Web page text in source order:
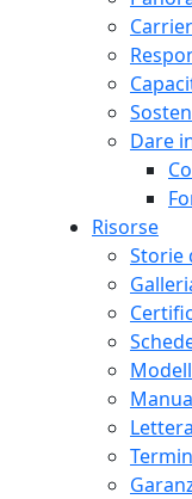
Dare
Risorse
Storie